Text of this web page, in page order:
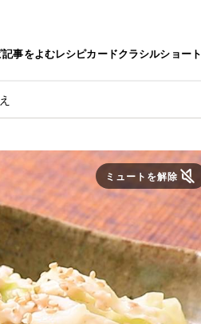
記事をよむレシピカードクラシルショート
ミュートを解除